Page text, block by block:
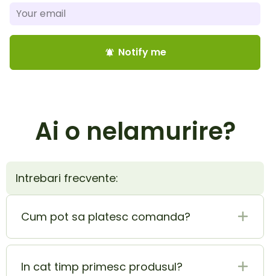
notifications_active Notify me
Ai o nelamurire?
Intrebari frecvente:
Cum pot sa platesc comanda?
Plata la livrare (ramburs) este cel mai sigur si
mai usor mod de plata. In acelasi timp poti
In cat timp primesc produsul?